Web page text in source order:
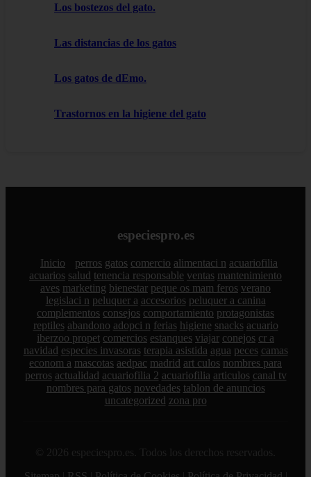
Los bostezos del gato.
Las distancias de los gatos
Los gatos de dEmo.
Trastornos en la higiene del gato
especiespro.es
Inicio perros gatos comercio alimentaci n acuariofilia
acuarios salud tenencia responsable ventas mantenimiento
aves marketing bienestar peque os mam feros verano
legislaci n peluquer a accesorios peluquer a canina
complementos consejos comportamiento protagonistas
reptiles abandono adopci n ferias higiene snacks acuario
iberzoo propet comercios estanques viajar conejos cr a
navidad especies invasoras terapia asistida agua peces camas
econom a mascotas aedpac madrid art culos nombres para
perros actualidad acuariofilia 2 acuariofilia articulos canal tv
nombres para gatos novedades tablon de anuncios
uncategorized zona pro
© 2026 especiespro.es. Todos los derechos reservados.